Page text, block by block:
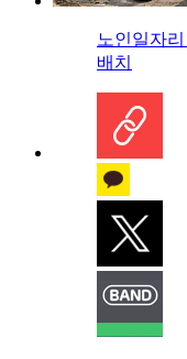
노인일자
배치